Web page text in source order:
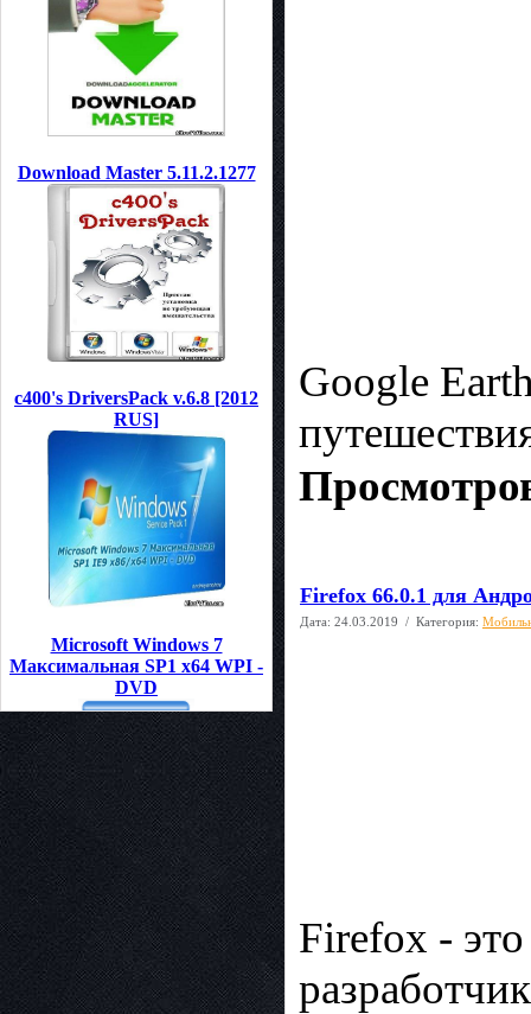
Download Master 5.11.2.1277
c400's DriversPack v.6.8 [2012
RUS]
Microsoft Windows 7
Максимальная SP1 x64 WPI -
DVD
Google
Firefox 66.0.1 для
Дата: 24.03.2019 / Категория:
Firefox -